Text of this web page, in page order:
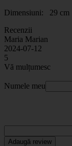
Dimensiuni: 29 cm
Recenzii
Maria Marian
2024-07-12
5
Vă mulțumesc
Numele meu
Adaugă review